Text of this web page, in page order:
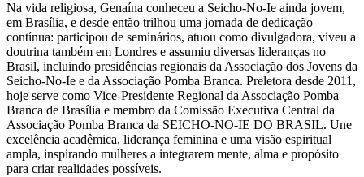
Na vida religiosa, Genaína conheceu a Seicho-No-Ie ainda jovem,
em Brasília, e desde então trilhou uma jornada de dedicação
contínua: participou de seminários, atuou como divulgadora, viveu a
doutrina também em Londres e assumiu diversas lideranças no
Brasil, incluindo presidências regionais da Associação dos Jovens da
Seicho-No-Ie e da Associação Pomba Branca. Preletora desde 2011,
hoje serve como Vice-Presidente Regional da Associação Pomba
Branca de Brasília e membro da Comissão Executiva Central da
Associação Pomba Branca da SEICHO-NO-IE DO BRASIL. Une
excelência acadêmica, liderança feminina e uma visão espiritual
ampla, inspirando mulheres a integrarem mente, alma e propósito
para criar realidades possíveis.